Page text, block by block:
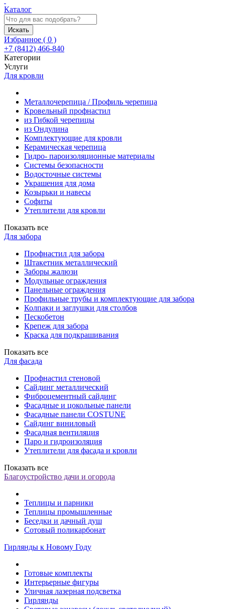
Каталог
Искать
Избранное ( 0 )
+7 (8412) 466-840
Категории
Услуги
Для кровли
Металлочерепица / Профиль черепица
Кровельный профнастил
из Гибкой черепицы
из Ондулина
Комплектующие для кровли
Керамическая черепица
Гидро- пароизоляционные материалы
Системы безопасности
Водосточные системы
Украшения для дома
Козырьки и навесы
Софиты
Утеплители для кровли
Показать все
Для забора
Профнастил для забора
Штакетник металлический
Заборы жалюзи
Модульные ограждения
Панельные ограждения
Профильные трубы и комплектующие для забора
Колпаки и заглушки для столбов
Пескобетон
Крепеж для забора
Краска для подкрашивания
Показать все
Для фасада
Профнастил стеновой
Сайдинг металлический
Фиброцементный сайдинг
Фасадные и цокольные панели
Фасадные панели COSTUNE
Сайдинг виниловый
Фасадная вентиляция
Паро и гидроизоляция
Утеплители для фасада и кровли
Показать все
Благоустройство дачи и огорода
Теплицы и парники
Теплицы промышленные
Беседки и дачный душ
Сотовый поликарбонат
Гирлянды к Новому Году
Готовые комплекты
Интерьерные фигуры
Уличная лазерная подсветка
Гирлянды